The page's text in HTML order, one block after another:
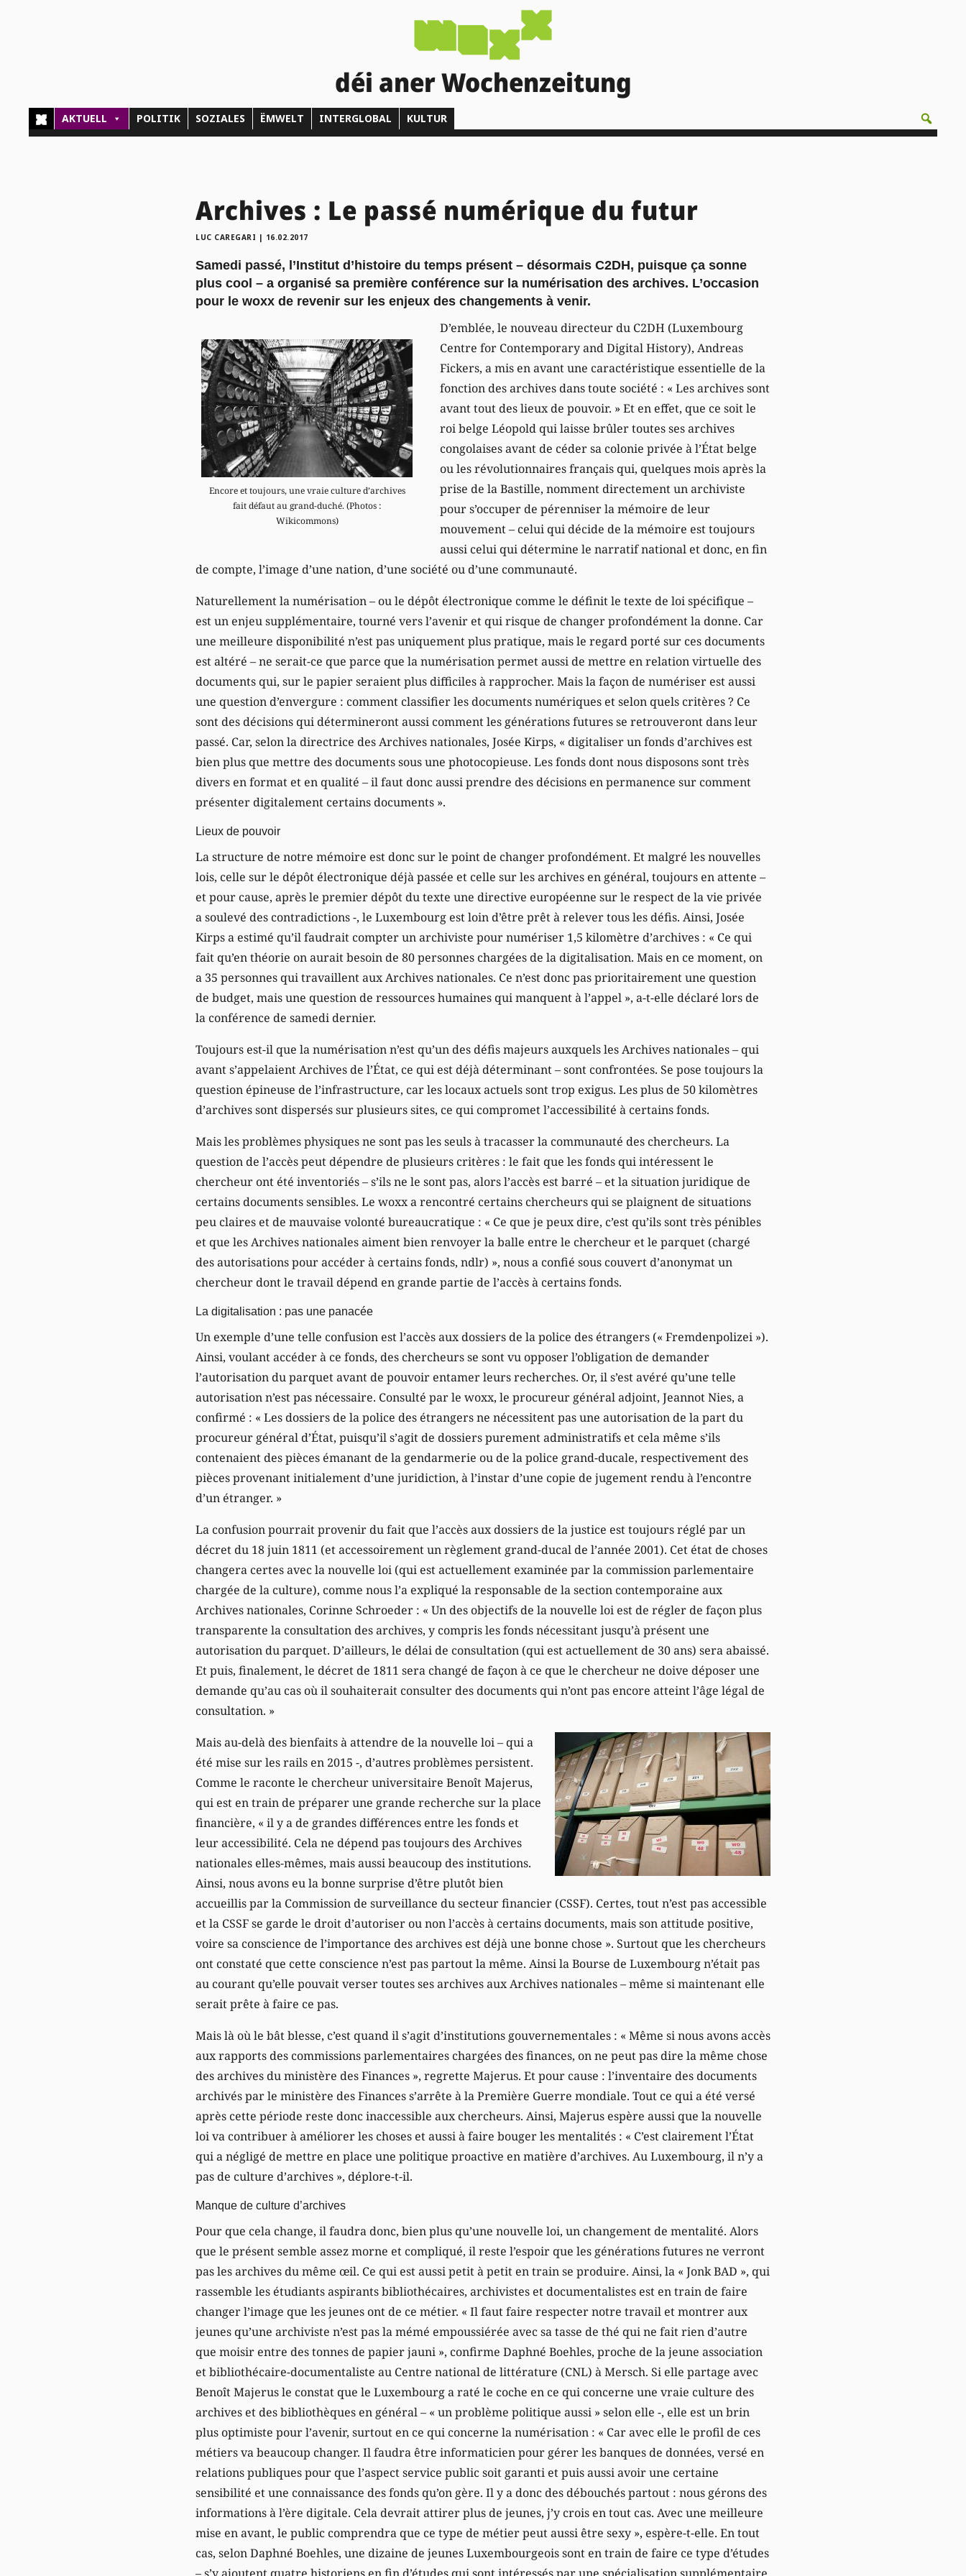
déi aner Wochenzeitung
AKTUELL POLITIK SOZIALES ËMWELT INTERGLOBAL KULTUR
Archives : Le passé numérique du futur
LUC CAREGARI | 16.02.2017
Samedi passé, l’Institut d’histoire du temps présent – désormais C2DH, puisque ça sonne
plus cool – a organisé sa première conférence sur la numérisation des archives. L’occasion
pour le woxx de revenir sur les enjeux des changements à venir.
Encore et toujours, une vraie culture d’archives
fait défaut au grand-duché. (Photos :
Wikicommons)
D’emblée, le nouveau directeur du C2DH (Luxembourg
Centre for Contemporary and Digital History), Andreas
Fickers, a mis en avant une caractéristique essentielle de la
fonction des archives dans toute société : « Les archives sont
avant tout des lieux de pouvoir. » Et en effet, que ce soit le
roi belge Léopold qui laisse brûler toutes ses archives
congolaises avant de céder sa colonie privée à l’État belge
ou les révolutionnaires français qui, quelques mois après la
prise de la Bastille, nomment directement un archiviste
pour s’occuper de pérenniser la mémoire de leur
mouvement – celui qui décide de la mémoire est toujours
aussi celui qui détermine le narratif national et donc, en fin
de compte, l’image d’une nation, d’une société ou d’une communauté.
Naturellement la numérisation – ou le dépôt électronique comme le définit le texte de loi spécifique –
est un enjeu supplémentaire, tourné vers l’avenir et qui risque de changer profondément la donne. Car
une meilleure disponibilité n’est pas uniquement plus pratique, mais le regard porté sur ces documents
est altéré – ne serait-ce que parce que la numérisation permet aussi de mettre en relation virtuelle des
documents qui, sur le papier seraient plus difficiles à rapprocher. Mais la façon de numériser est aussi
une question d’envergure : comment classifier les documents numériques et selon quels critères ? Ce
sont des décisions qui détermineront aussi comment les générations futures se retrouveront dans leur
passé. Car, selon la directrice des Archives nationales, Josée Kirps, « digitaliser un fonds d’archives est
bien plus que mettre des documents sous une photocopieuse. Les fonds dont nous disposons sont très
divers en format et en qualité – il faut donc aussi prendre des décisions en permanence sur comment
présenter digitalement certains documents ».
Lieux de pouvoir
La structure de notre mémoire est donc sur le point de changer profondément. Et malgré les nouvelles
lois, celle sur le dépôt électronique déjà passée et celle sur les archives en général, toujours en attente –
et pour cause, après le premier dépôt du texte une directive européenne sur le respect de la vie privée
a soulevé des contradictions -, le Luxembourg est loin d’être prêt à relever tous les défis. Ainsi, Josée
Kirps a estimé qu’il faudrait compter un archiviste pour numériser 1,5 kilomètre d’archives : « Ce qui
fait qu’en théorie on aurait besoin de 80 personnes chargées de la digitalisation. Mais en ce moment, on
a 35 personnes qui travaillent aux Archives nationales. Ce n’est donc pas prioritairement une question
de budget, mais une question de ressources humaines qui manquent à l’appel », a-t-elle déclaré lors de
la conférence de samedi dernier.
Toujours est-il que la numérisation n’est qu’un des défis majeurs auxquels les Archives nationales – qui
avant s’appelaient Archives de l’État, ce qui est déjà déterminant – sont confrontées. Se pose toujours la
question épineuse de l’infrastructure, car les locaux actuels sont trop exigus. Les plus de 50 kilomètres
d’archives sont dispersés sur plusieurs sites, ce qui compromet l’accessibilité à certains fonds.
Mais les problèmes physiques ne sont pas les seuls à tracasser la communauté des chercheurs. La
question de l’accès peut dépendre de plusieurs critères : le fait que les fonds qui intéressent le
chercheur ont été inventoriés – s’ils ne le sont pas, alors l’accès est barré – et la situation juridique de
certains documents sensibles. Le woxx a rencontré certains chercheurs qui se plaignent de situations
peu claires et de mauvaise volonté bureaucratique : « Ce que je peux dire, c’est qu’ils sont très pénibles
et que les Archives nationales aiment bien renvoyer la balle entre le chercheur et le parquet (chargé
des autorisations pour accéder à certains fonds, ndlr) », nous a confié sous couvert d’anonymat un
chercheur dont le travail dépend en grande partie de l’accès à certains fonds.
La digitalisation : pas une panacée
Un exemple d’une telle confusion est l’accès aux dossiers de la police des étrangers (« Fremdenpolizei »).
Ainsi, voulant accéder à ce fonds, des chercheurs se sont vu opposer l’obligation de demander
l’autorisation du parquet avant de pouvoir entamer leurs recherches. Or, il s’est avéré qu’une telle
autorisation n’est pas nécessaire. Consulté par le woxx, le procureur général adjoint, Jeannot Nies, a
confirmé : « Les dossiers de la police des étrangers ne nécessitent pas une autorisation de la part du
procureur général d’État, puisqu’il s’agit de dossiers purement administratifs et cela même s’ils
contenaient des pièces émanant de la gendarmerie ou de la police grand-ducale, respectivement des
pièces provenant initialement d’une juridiction, à l’instar d’une copie de jugement rendu à l’encontre
d’un étranger. »
La confusion pourrait provenir du fait que l’accès aux dossiers de la justice est toujours réglé par un
décret du 18 juin 1811 (et accessoirement un règlement grand-ducal de l’année 2001). Cet état de choses
changera certes avec la nouvelle loi (qui est actuellement examinée par la commission parlementaire
chargée de la culture), comme nous l’a expliqué la responsable de la section contemporaine aux
Archives nationales, Corinne Schroeder : « Un des objectifs de la nouvelle loi est de régler de façon plus
transparente la consultation des archives, y compris les fonds nécessitant jusqu’à présent une
autorisation du parquet. D’ailleurs, le délai de consultation (qui est actuellement de 30 ans) sera abaissé.
Et puis, finalement, le décret de 1811 sera changé de façon à ce que le chercheur ne doive déposer une
demande qu’au cas où il souhaiterait consulter des documents qui n’ont pas encore atteint l’âge légal de
consultation. »
Mais au-delà des bienfaits à attendre de la nouvelle loi – qui a
été mise sur les rails en 2015 -, d’autres problèmes persistent.
Comme le raconte le chercheur universitaire Benoît Majerus,
qui est en train de préparer une grande recherche sur la place
financière, « il y a de grandes différences entre les fonds et
leur accessibilité. Cela ne dépend pas toujours des Archives
nationales elles-mêmes, mais aussi beaucoup des institutions.
Ainsi, nous avons eu la bonne surprise d’être plutôt bien
accueillis par la Commission de surveillance du secteur financier (CSSF). Certes, tout n’est pas accessible
et la CSSF se garde le droit d’autoriser ou non l’accès à certains documents, mais son attitude positive,
voire sa conscience de l’importance des archives est déjà une bonne chose ». Surtout que les chercheurs
ont constaté que cette conscience n’est pas partout la même. Ainsi la Bourse de Luxembourg n’était pas
au courant qu’elle pouvait verser toutes ses archives aux Archives nationales – même si maintenant elle
serait prête à faire ce pas.
Mais là où le bât blesse, c’est quand il s’agit d’institutions gouvernementales : « Même si nous avons accès
aux rapports des commissions parlementaires chargées des finances, on ne peut pas dire la même chose
des archives du ministère des Finances », regrette Majerus. Et pour cause : l’inventaire des documents
archivés par le ministère des Finances s’arrête à la Première Guerre mondiale. Tout ce qui a été versé
après cette période reste donc inaccessible aux chercheurs. Ainsi, Majerus espère aussi que la nouvelle
loi va contribuer à améliorer les choses et aussi à faire bouger les mentalités : « C’est clairement l’État
qui a négligé de mettre en place une politique proactive en matière d’archives. Au Luxembourg, il n’y a
pas de culture d’archives », déplore-t-il.
Manque de culture d’archives
Pour que cela change, il faudra donc, bien plus qu’une nouvelle loi, un changement de mentalité. Alors
que le présent semble assez morne et compliqué, il reste l’espoir que les générations futures ne verront
pas les archives du même œil. Ce qui est aussi petit à petit en train se produire. Ainsi, la « Jonk BAD », qui
rassemble les étudiants aspirants bibliothécaires, archivistes et documentalistes est en train de faire
changer l’image que les jeunes ont de ce métier. « Il faut faire respecter notre travail et montrer aux
jeunes qu’une archiviste n’est pas la mémé empoussiérée avec sa tasse de thé qui ne fait rien d’autre
que moisir entre des tonnes de papier jauni », confirme Daphné Boehles, proche de la jeune association
et bibliothécaire-documentaliste au Centre national de littérature (CNL) à Mersch. Si elle partage avec
Benoît Majerus le constat que le Luxembourg a raté le coche en ce qui concerne une vraie culture des
archives et des bibliothèques en général – « un problème politique aussi » selon elle -, elle est un brin
plus optimiste pour l’avenir, surtout en ce qui concerne la numérisation : « Car avec elle le profil de ces
métiers va beaucoup changer. Il faudra être informaticien pour gérer les banques de données, versé en
relations publiques pour que l’aspect service public soit garanti et puis aussi avoir une certaine
sensibilité et une connaissance des fonds qu’on gère. Il y a donc des débouchés partout : nous gérons des
informations à l’ère digitale. Cela devrait attirer plus de jeunes, j’y crois en tout cas. Avec une meilleure
mise en avant, le public comprendra que ce type de métier peut aussi être sexy », espère-t-elle. En tout
cas, selon Daphné Boehles, une dizaine de jeunes Luxembourgeois sont en train de faire ce type d’études